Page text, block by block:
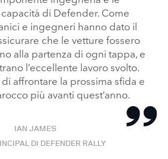
di Defender. Come
e ingegneri hanno dato il
che le vetture fossero
alla partenza di ogni tappa, e
l’eccellente lavoro svolto.
affrontare la prossima sfida e
più avanti quest’anno.
IAN JAMES
DI DEFENDER RALLY